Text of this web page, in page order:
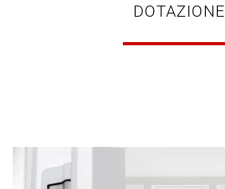
DOTAZIONE